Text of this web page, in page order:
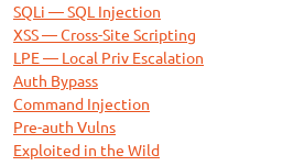
SQLi — SQL Injection
XSS — Cross-Site Scripting
LPE — Local Priv Escalation
Auth Bypass
Command Injection
Pre-auth Vulns
Exploited in the Wild